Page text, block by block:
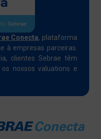
Conecta, plataforma
à empresas parceiras.
clientes Sebrae têm
nossos valuations e